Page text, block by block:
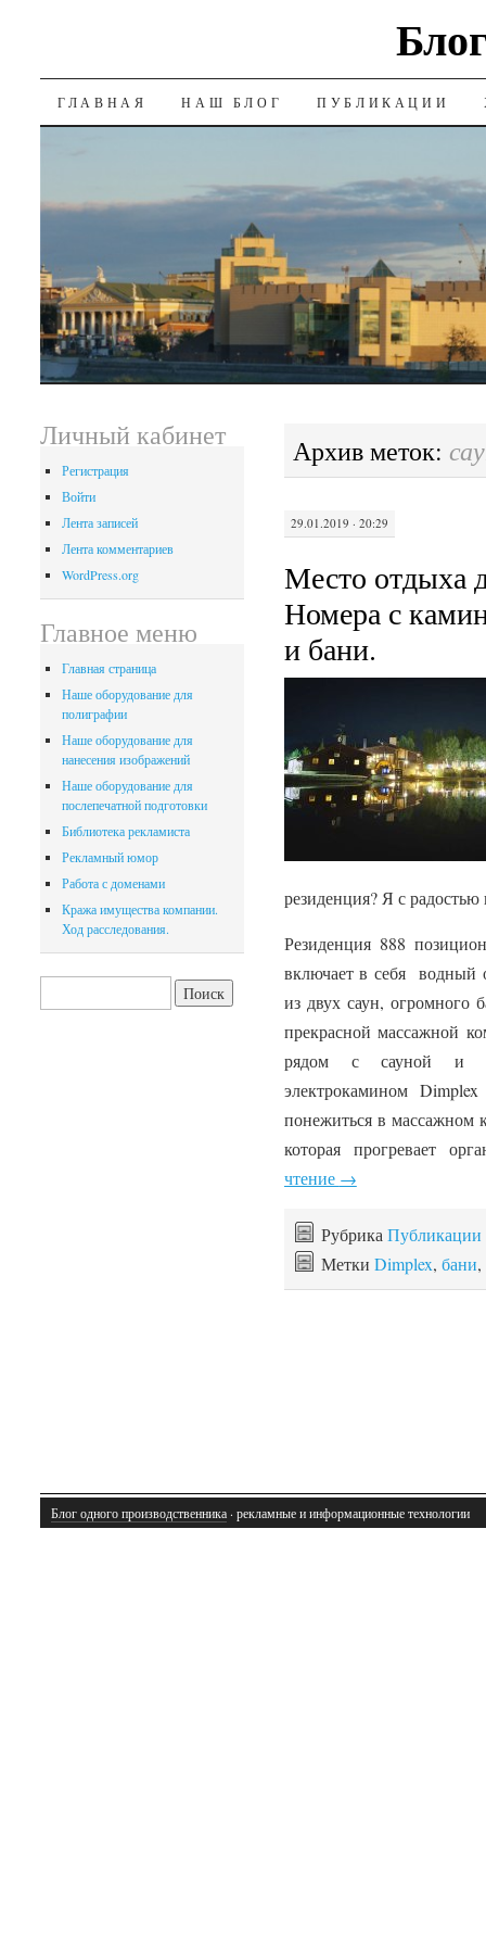
SKIP
ГЛАВНАЯ НАШ БЛОГ ПУБЛИКАЦИИ
Архив меток:
29.01.2019 · 20:29
Место отдыха
Номера с
и бани.
резиденция? Я с
Резиденция 888
включает в себя водный
из двух саун, огромного
прекрасной массажной
рядом с сауной и
электрокамином
понежиться в массажном
которая прогревает
чтение →
Рубрика Публикации
Метки Dimplex, бани,
Личный кабинет
Регистрация
Войти
Лента записей
Лента комментариев
WordPress.org
Главное меню
Главная страница
Наше оборудование для
полиграфии
Наше оборудование для
нанесения изображений
Наше оборудование для
послепечатной подготовки
Библиотека рекламиста
Рекламный юмор
Работа с доменами
Кража имущества компании.
Ход расследования.
Блог одного производственника · рекламные и информационные технологии